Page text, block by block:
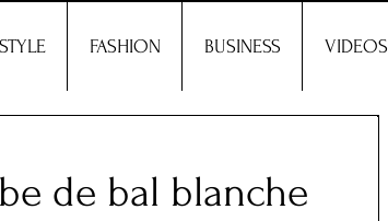
FASHION BUSINESS VIDEOS
de bal blanche